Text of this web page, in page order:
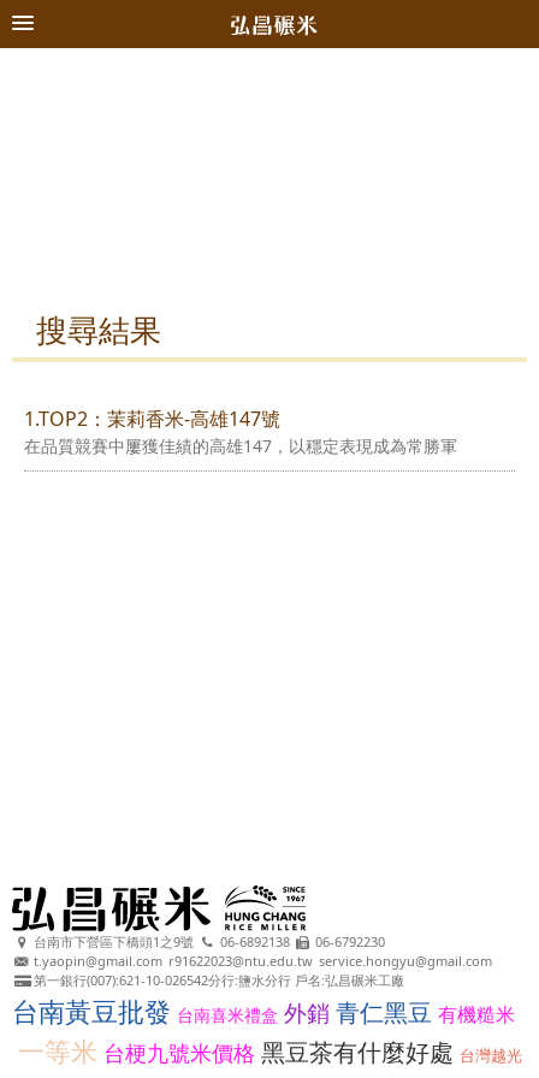
搜尋結果
1.TOP2：茉莉香米-高雄147號
在品質競賽中屢獲佳績的高雄147，以穩定表現成為常勝軍
台南市下營區下橋頭1之9號 06-6892138
06-6792230
t.yaopin@gmail.com r91622023@ntu.edu.tw service.hongyu@gmail.com
第一銀行(007):621-10-026542分行:鹽水分行 戶名:弘昌碾米工廠
台南黃豆批發 台南喜米禮盒 外銷青仁黑豆 有機糙米
一等米 台梗九號米價格 黑豆茶有什麼好處 台灣越光